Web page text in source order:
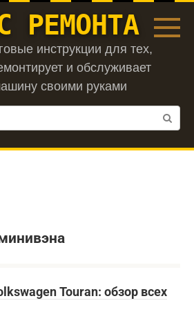
РЕМОНТА
инструкции для тех,
и обслуживает
своими руками
Touran: обзор всех